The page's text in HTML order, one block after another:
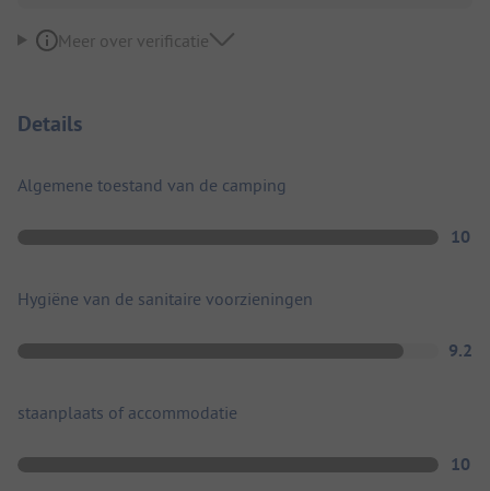
Meer over verificatie
Details
Algemene toestand van de camping
10
Hygiëne van de sanitaire voorzieningen
9.2
staanplaats of accommodatie
10